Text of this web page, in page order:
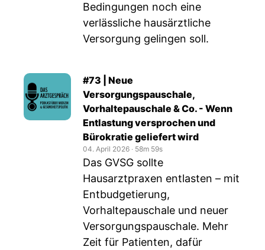
Bedingungen noch eine
verlässliche hausärztliche
Versorgung gelingen soll.
#73 | Neue
Versorgungspauschale,
Vorhaltepauschale & Co. - Wenn
Entlastung versprochen und
Bürokratie geliefert wird
04. April 2026 ‧ 58m 59s
Das GVSG sollte
Hausarztpraxen entlasten – mit
Entbudgetierung,
Vorhaltepauschale und neuer
Versorgungspauschale. Mehr
Zeit für Patienten, dafür